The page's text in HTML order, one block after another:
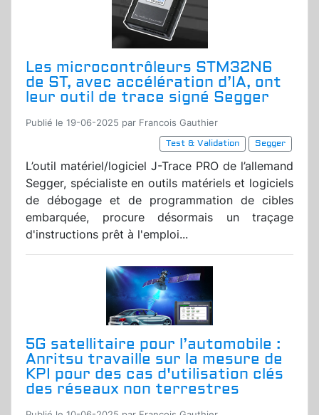
Les microcontrôleurs STM32N6
de ST, avec accélération d’IA, ont
leur outil de trace signé Segger
Publié le 19-06-2025 par Francois Gauthier
Test & Validation
Segger
L’outil matériel/logiciel J-Trace PRO de l’allemand
Segger, spécialiste en outils matériels et logiciels
de débogage et de programmation de cibles
embarquée, procure désormais un traçage
d'instructions prêt à l'emploi...
5G satellitaire pour l’automobile :
Anritsu travaille sur la mesure de
KPI pour des cas d'utilisation clés
des réseaux non terrestres